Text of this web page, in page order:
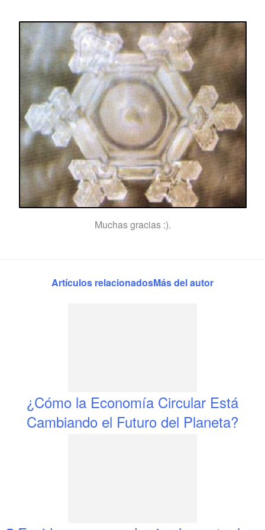
Muchas gracias :).
Artículos relacionadosMás del autor
¿Cómo la Economía Circular Está
Cambiando el Futuro del Planeta?